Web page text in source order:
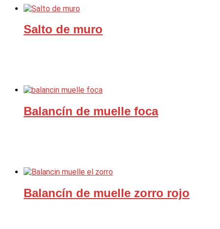
Salto de muro
Balancín de muelle foca
Balancín de muelle zorro rojo